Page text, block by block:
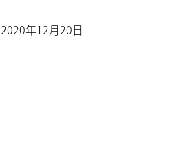
2020年12月20日